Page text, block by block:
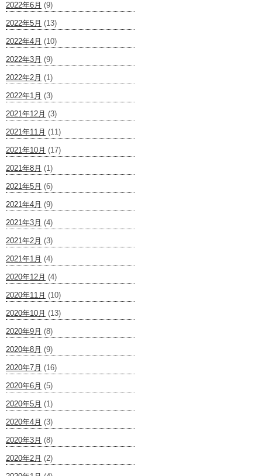
2022年6月 (9)
2022年5月 (13)
2022年4月 (10)
2022年3月 (9)
2022年2月 (1)
2022年1月 (3)
2021年12月 (3)
2021年11月 (11)
2021年10月 (17)
2021年8月 (1)
2021年5月 (6)
2021年4月 (9)
2021年3月 (4)
2021年2月 (3)
2021年1月 (4)
2020年12月 (4)
2020年11月 (10)
2020年10月 (13)
2020年9月 (8)
2020年8月 (9)
2020年7月 (16)
2020年6月 (5)
2020年5月 (1)
2020年4月 (3)
2020年3月 (8)
2020年2月 (2)